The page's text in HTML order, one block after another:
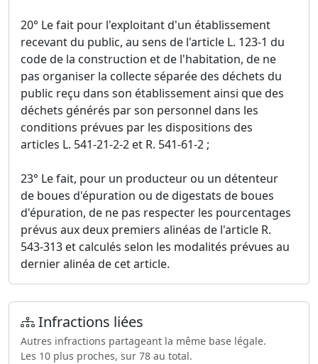
20° Le fait pour l'exploitant d'un établissement
recevant du public, au sens de l'article L. 123-1 du
code de la construction et de l'habitation, de ne
pas organiser la collecte séparée des déchets du
public reçu dans son établissement ainsi que des
déchets générés par son personnel dans les
conditions prévues par les dispositions des
articles L. 541-21-2-2 et R. 541-61-2 ;
23° Le fait, pour un producteur ou un détenteur
de boues d'épuration ou de digestats de boues
d'épuration, de ne pas respecter les pourcentages
prévus aux deux premiers alinéas de l'article R.
543-313 et calculés selon les modalités prévues au
dernier alinéa de cet article.
Infractions liées
Autres infractions partageant la même base légale.
Les 10 plus proches, sur 78 au total.